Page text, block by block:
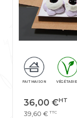
FAIT MAISON
36,00 €HT
39,60 € TTC